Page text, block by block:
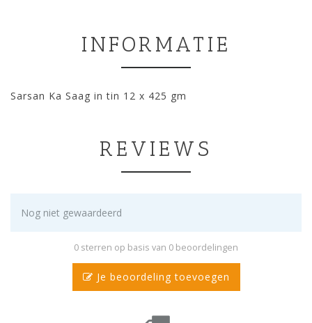
INFORMATIE
Sarsan Ka Saag in tin 12 x 425 gm
REVIEWS
Nog niet gewaardeerd
0 sterren op basis van 0 beoordelingen
Je beoordeling toevoegen